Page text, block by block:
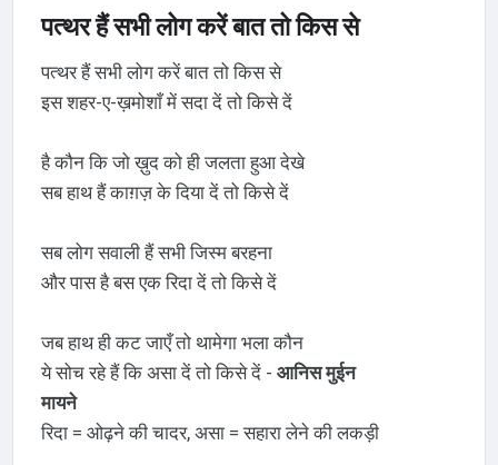
पत्थर हैं सभी लोग करें बात तो किस से
पत्थर हैं सभी लोग करें बात तो किस से
इस शहर-ए-ख़मोशाँ में सदा दें तो किसे दें
है कौन कि जो ख़ुद को ही जलता हुआ देखे
सब हाथ हैं काग़ज़ के दिया दें तो किसे दें
सब लोग सवाली हैं सभी जिस्म बरहना
और पास है बस एक रिदा दें तो किसे दें
जब हाथ ही कट जाएँ तो थामेगा भला कौन
ये सोच रहे हैं कि असा दें तो किसे दें - आनिस मुईन
मायने
रिदा = ओढ़ने की चादर, असा = सहारा लेने की लकड़ी